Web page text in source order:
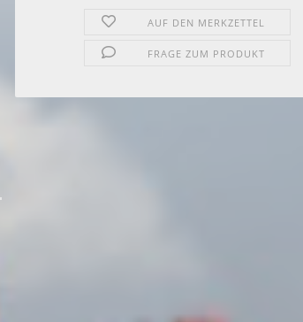
AUF DEN MERKZETTEL
FRAGE ZUM PRODUKT